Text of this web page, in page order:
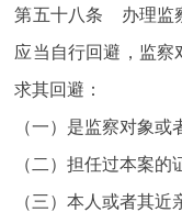
第五十八条 办理监
应当自行回避，监察
求其回避：
（一）是监察对象或
（二）担任过本案的
（三）本人或者其